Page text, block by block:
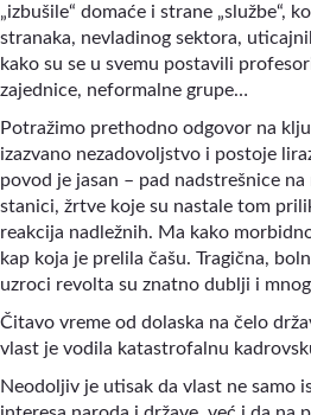
„izbušile“ domaće i strane „službe“,
stranaka, nevladinog sektora,
kako su se u svemu postavili
zajednice, neformalne grupe…
Potražimo prethodno odgovor na
izazvano nezadovoljstvo i postoje
povod je jasan – pad nadstrešnice
stanici, žrtve koje su nastale tom
reakcija nadležnih. Ma kako
kap koja je prelila čašu. Tragična,
uzroci revolta su znatno dublji i
Čitavo vreme od dolaska na čelo
vlast je vodila katastrofalnu
Neodoljiv je utisak da vlast ne samo